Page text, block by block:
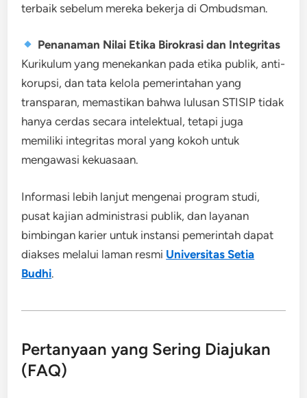
terbaik sebelum mereka bekerja di Ombudsman.
Penanaman Nilai Etika Birokrasi dan Integritas
Kurikulum yang menekankan pada etika publik, anti-
korupsi, dan tata kelola pemerintahan yang
transparan, memastikan bahwa lulusan STISIP tidak
hanya cerdas secara intelektual, tetapi juga
memiliki integritas moral yang kokoh untuk
mengawasi kekuasaan.
Informasi lebih lanjut mengenai program studi,
pusat kajian administrasi publik, dan layanan
bimbingan karier untuk instansi pemerintah dapat
diakses melalui laman resmi Universitas Setia
Budhi.
Pertanyaan yang Sering Diajukan
(FAQ)